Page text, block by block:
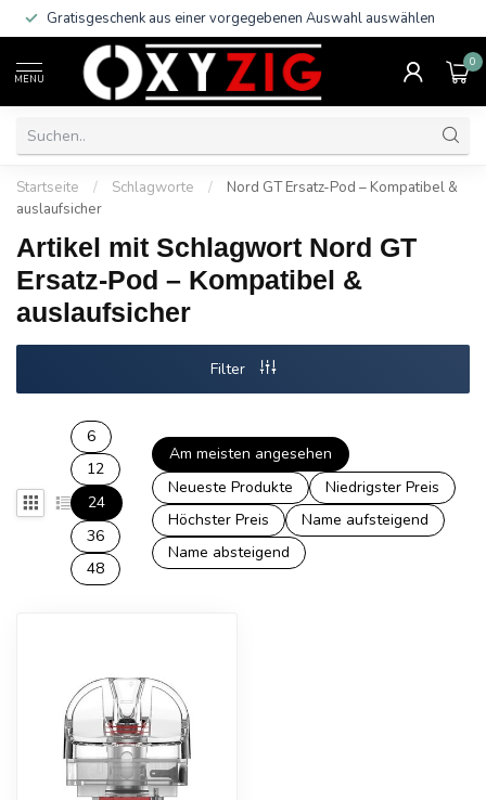
Gratisgeschenk aus einer vorgegebenen Auswahl auswählen
MENU
0
Startseite / Schlagworte /
Nord GT Ersatz-Pod – Kompatibel &
auslaufsicher
Artikel mit Schlagwort Nord GT
Ersatz-Pod – Kompatibel &
auslaufsicher
Filter
6
12
24
36
48
Am meisten angesehen
Neueste Produkte
Niedrigster Preis
Höchster Preis
Name aufsteigend
Name absteigend